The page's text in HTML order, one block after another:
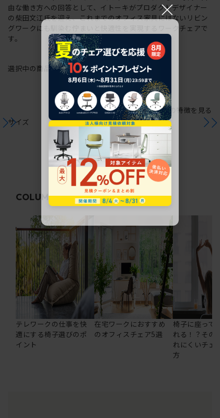
由な働き方への回答として、イトーキがプロダクトデザイナー
の柴田文江氏を迎え、これまでのオフィス家具にはないリビン
グワークにも馴染む佇まいと快適性を実現するワークチェアで
す。
選択中の商品情報保証注意事項
サイズ
シリーズの特徴を見る
COLUMN関連コラム
テレワークの仕事を快
適にする椅子選びのポ
イント
在宅ワークにおすすめ
のオフィスチェア5選
椅子に座って
れる！？その
れにくいチェ
方
×